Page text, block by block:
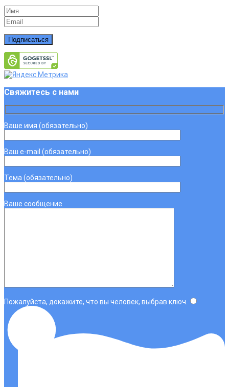
Подписаться
Свяжитесь с нами
Ваше имя (обязательно)
Ваш e-mail (обязательно)
Тема (обязательно)
Ваше сообщение
Пожалуйста, докажите, что вы человек, выбрав ключ